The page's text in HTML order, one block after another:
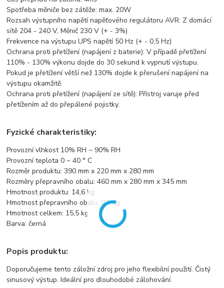
Spotřeba měniče bez zátěže:max. 20W
Rozsah výstupního napětí napěťového regulátoru AVR: Z domácí
sítě 204 - 240 V, Měnič 230 V (+ - 3%)
Frekvence na výstupu UPS napětí 50 Hz (+ - 0,5 Hz)
Ochrana proti přetížení (napájení z baterie): V případě přetížení
110% - 130% výkonu dojde do 30 sekund k vypnutí výstupu.
Pokud je přetížení větší než 130% dojde k přerušení napájení na
výstupu okamžitě.
Ochrana proti přetížení (napájení ze sítě): Přístroj varuje před
přetížením až do přepálené pojistky.
Fyzické charakteristiky:
Provozní vlhkost 10% RH ~ 90% RH
Provozní teplota 0 ~ 40 ° C
Rozměr produktu: 390 mm x 220 mm x 280 mm
Rozměry přepravního obalu: 460 mm x 280 mm x 345 mm
Hmotnost produktu: 14,6 kg
Hmotnost přepravního obalu: 0,9 kg
Hmotnost celkem: 15,5 kg
Barva: černá
Popis produktu:
Doporučujeme tento záložní zdroj pro jeho flexibilní použití. Čistý
sinusový výstup. Ideální pro dlouhodobé zálohování.